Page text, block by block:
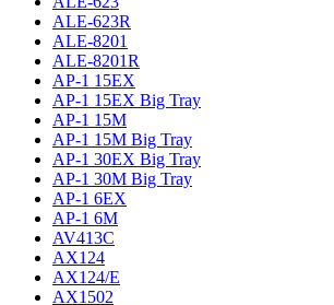
ALE-623R
ALE-8201
ALE-8201R
AP-1 15EX
AP-1 15EX Big Tray
AP-1 15M
AP-1 15M Big Tray
AP-1 30EX Big Tray
AP-1 30M Big Tray
AP-1 6EX
AP-1 6M
AV413C
AX124
AX124/E
AX1502